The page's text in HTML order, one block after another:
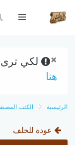
× لكي ترى
هنا
الرئيسية الكتب
عودة للخلف